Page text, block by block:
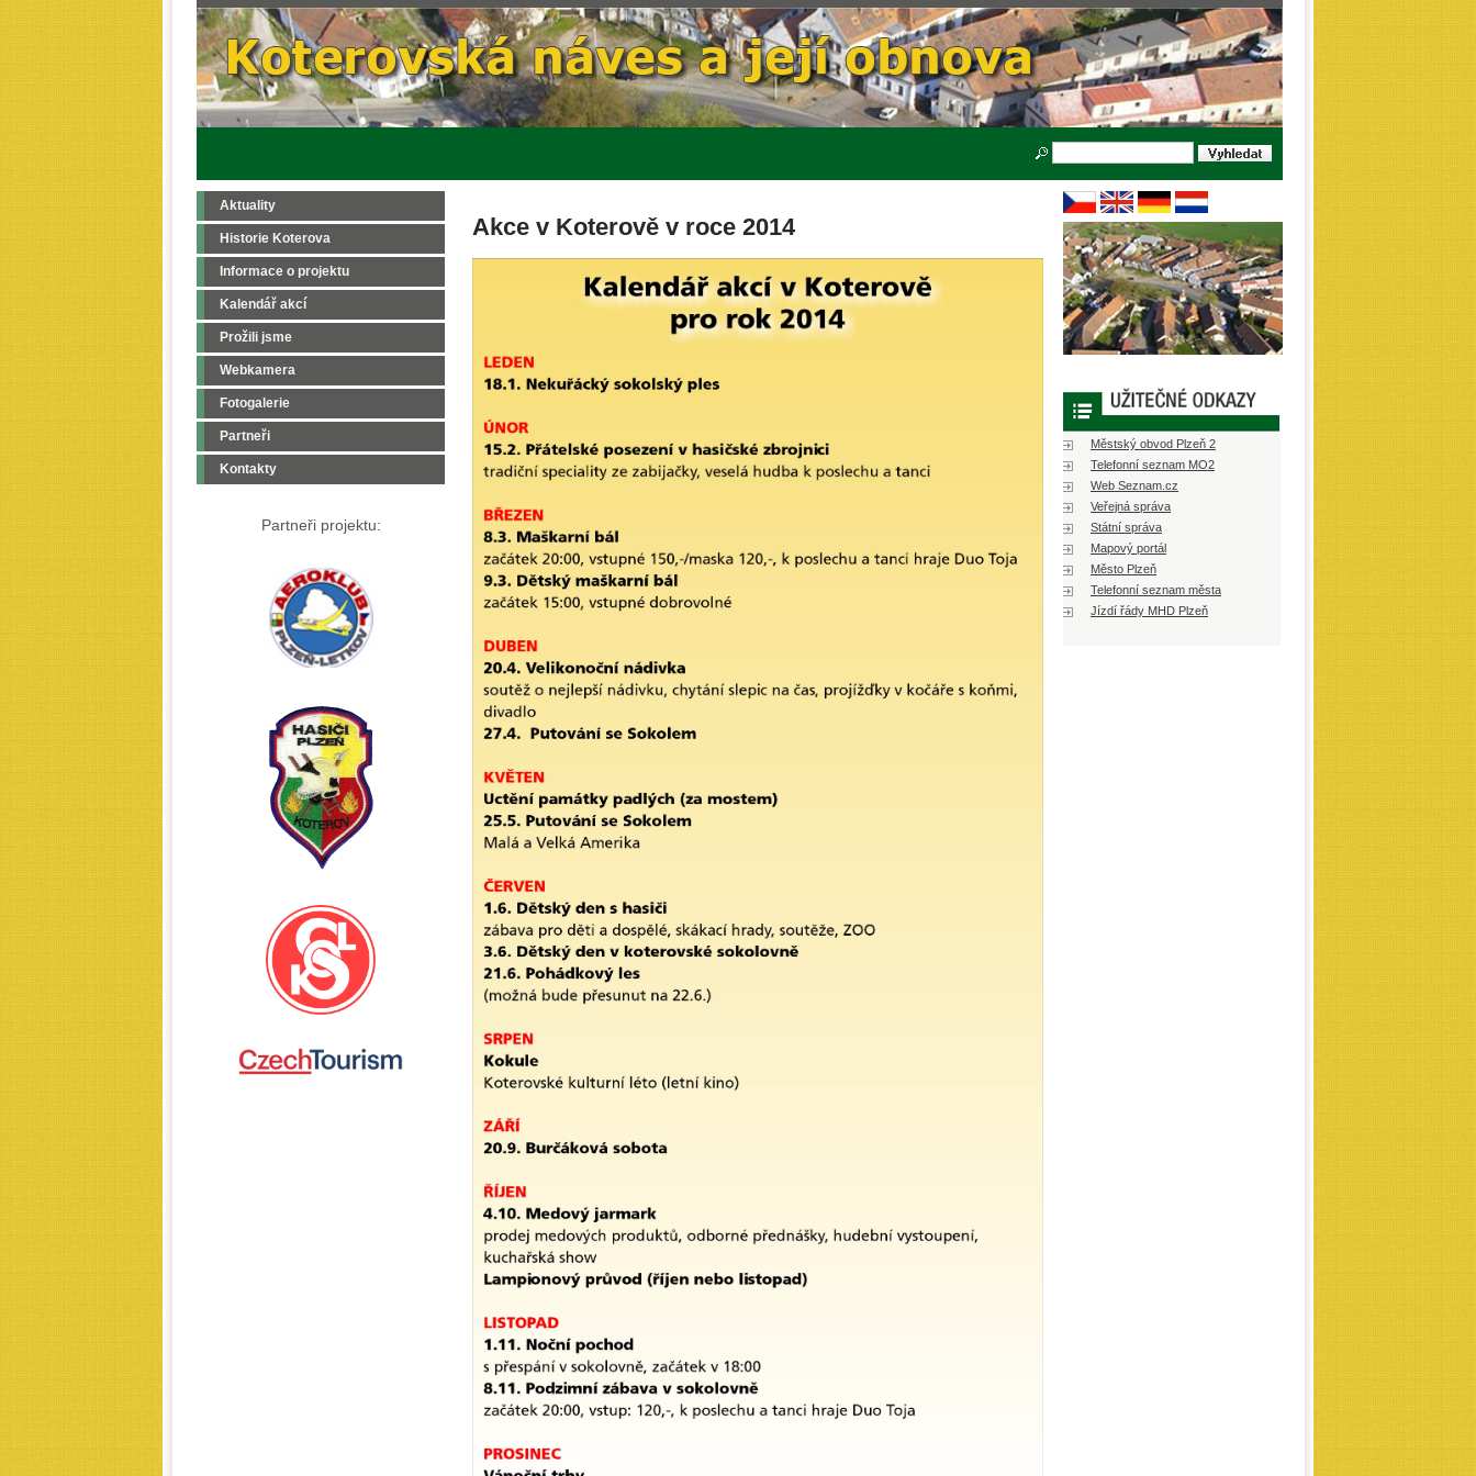
Aktuality
Historie Koterova
Informace o projektu
Kalendář akcí
Prožili jsme
Webkamera
Fotogalerie
Partneři
Kontakty
Partneři projektu:
Akce v Koterově v roce 2014
Městský obvod Plzeň 2
Telefonní seznam MO2
Web Seznam.cz
Veřejná správa
Státní správa
Mapový portál
Město Plzeň
Telefonní seznam města
Jízdí řády MHD Plzeň